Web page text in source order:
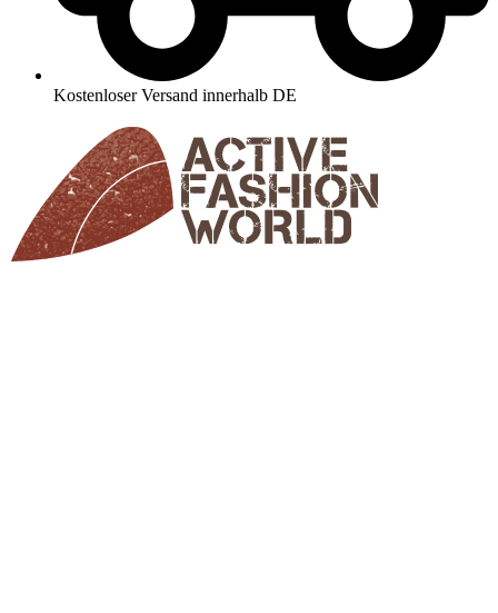
Kostenloser Versand innerhalb DE